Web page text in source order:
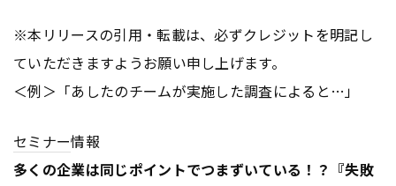
※本リリースの引用・転載は、必ずクレジットを明記し
ていただきますようお願い申し上げます。
＜例＞「あしたのチームが実施した調査によると…」
セミナー情報
多くの企業は同じポイントでつまずいている！？『失敗